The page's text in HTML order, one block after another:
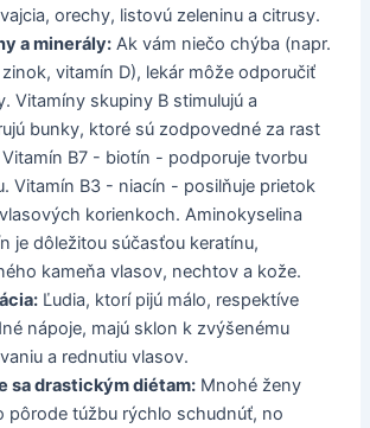
orechy, listovú zeleninu a citrusy.
a minerály: Ak vám niečo chýba (napr.
vitamín D), lekár môže odporučiť
Vitamíny skupiny B stimulujú a
bunky, ktoré sú zodpovedné za rast
B7 - biotín - podporuje tvorbu
Vitamín B3 - niacín - posilňuje prietok
korienkoch. Aminokyselina
je dôležitou súčasťou keratínu,
kameňa vlasov, nechtov a kože.
Ľudia, ktorí pijú málo, respektíve
nápoje, majú sklon k zvýšenému
a rednutiu vlasov.
sa drastickým diétam: Mnohé ženy
pôrode túžbu rýchlo schudnúť, no